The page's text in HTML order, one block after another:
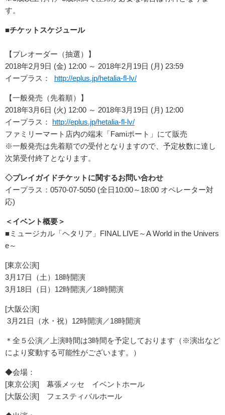
す。
■チケットスケジュール
【プレオーダー（抽選）】
2018年2月9日 (金) 12:00 ～ 2018年2月19日 (月) 23:59
イープラス： http://eplus.jp/hetalia-fl-lv/
【一般発売（先着順）】
2018年3月6日 (火) 12:00 ～ 2018年3月19日 (月) 12:00
イープラス： http://eplus.jp/hetalia-fl-lv/
ファミリーマート店内の端末「Famiポート」にて販売
※一般発売は先着順での受付となりますので、予定枚数に達し
次第受付終了となります。
◇プレイガイドチケットに関するお問い合わせ
イープラス：0570-07-5050 (全日10:00～18:00 オペレーター対
応)
＜イベント概要＞
■ミュージカル「ヘタリア」FINAL LIVE～A World in the Univers
e～
[東京公演]
3月17日（土）18時開演
3月18日（日）12時開演／18時開演
[大阪公演]
3月21日（水・祝）12時開演／18時開演
＊全５公演／上演時間は3時間を予定しております（※演出など
により変動する可能性がございます。）
◆会場：
[東京公演] 幕張メッセ イベントホール
[大阪公演] フェスティバルホール